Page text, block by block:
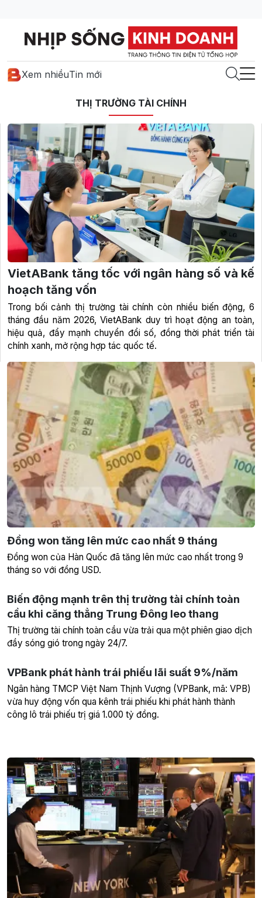
Xem nhiềuTin mới
THỊ TRƯỜNG TÀI CHÍNH
Đồng won tăng lên mức cao nhất 9 tháng
Đồng won của Hàn Quốc đã tăng lên mức cao nhất trong 9
tháng so với đồng USD.
VietABank tăng tốc với ngân hàng số và kế
hoạch tăng vốn
Trong bối cảnh thị trường tài chính còn nhiều biến động, 6
tháng đầu năm 2026, VietABank duy trì hoạt động an toàn,
hiệu quả, đẩy mạnh chuyển đổi số, đồng thời phát triển tài
chính xanh, mở rộng hợp tác quốc tế.
Biến động mạnh trên thị trường tài chính toàn
cầu khi căng thẳng Trung Đông leo thang
Thị trường tài chính toàn cầu vừa trải qua một phiên giao dịch
đầy sóng gió trong ngày 24/7.
VPBank phát hành trái phiếu lãi suất 9%/năm
Ngân hàng TMCP Việt Nam Thịnh Vượng (VPBank, mã: VPB)
vừa huy động vốn qua kênh trái phiếu khi phát hành thành
công lô trái phiếu trị giá 1.000 tỷ đồng.